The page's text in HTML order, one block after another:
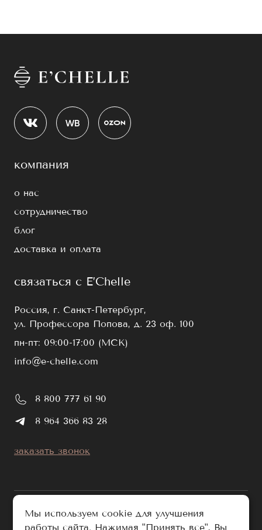
компания
о нас
сотрудничество
блог
доставка и оплата
связаться с E’Chelle
Россия, г. Санкт-Петербург,
ул. Профессора Попова, д. 23 оф. 100
пн-пт: 09:00-17:00 (МСК)
info@e-chelle.com
8 800 777 61 90
8 964 366 83 28
заказать звонок
Мы используем cookie для улучшения
работы сайта. Нажимая "Принять все", Вы